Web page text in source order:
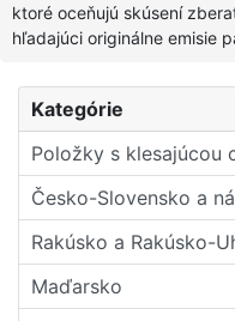
Kategórie
Položky s klesajúcou
Česko-Slovensko a
Rakúsko a Rakúsko-
Maďarsko
ktoré oceňujú skúsení
hľadajúci originálne emisie